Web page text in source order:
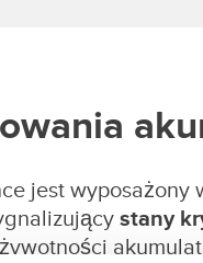
jest wyposażony
stany